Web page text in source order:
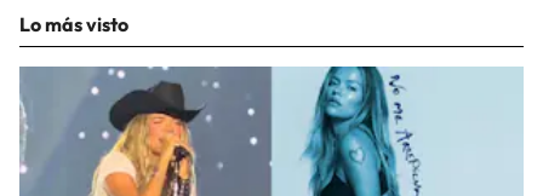
Lo más visto